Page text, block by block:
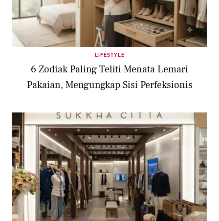
LIFESTYLE
6 Zodiak Paling Teliti Menata Lemari
Pakaian, Mengungkap Sisi Perfeksionis